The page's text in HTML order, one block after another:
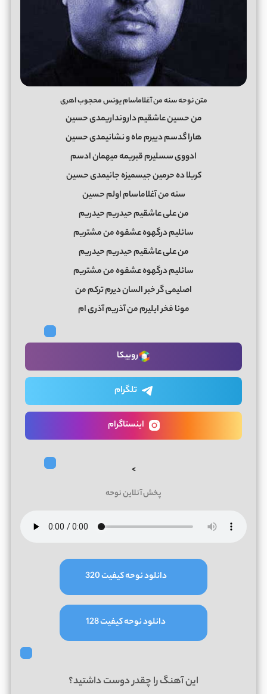
متن نوحه سنه من آغلاماسام یونس محجوب اهری
من حسین عاشقیم دارونداریمدی حسین
هارا گدسم دییرم ماه و نشانیمدی حسین
ادووی سسلیرم قبریمه میهمان ادسم
کربلا ده حرمین جیسمیزه جانیمدی حسین
سنه من آغلاماسام اولم حسین
من علی عاشقیم حیدریم حیدریم
سائلیم درگهوه عشقوه من مشتریم
من علی عاشقیم حیدریم حیدریم
سائلیم درگهوه عشقوه من مشتریم
اصلیمی گر خبر السان دیرم ترکم من
مونا فخر ایلیرم من آذریم آذری ام
روبیکا
تلگرام
اینستاگرام
>
پخش آنلاین نوحه
دانلود نوحه کیفیت 320
دانلود نوحه کیفیت 128
این آهنگ را چقدر دوست داشتید؟